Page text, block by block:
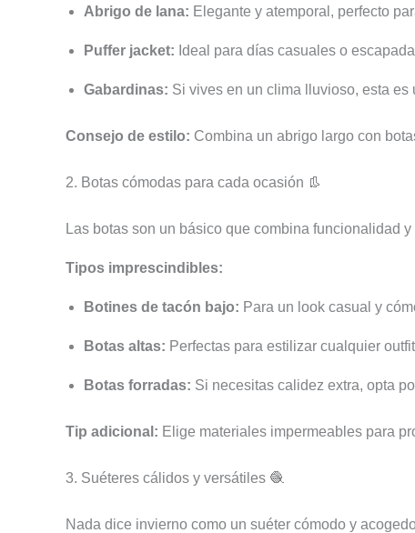
Abrigo de lana: Elegante y atemporal, perfecto
Puffer jacket: Ideal para días casuales o
Gabardinas: Si vives en un clima lluvioso, esta
Consejo de estilo: Combina un abrigo largo con
2. Botas cómodas para cada ocasión 👢
Las botas son un básico que combina funcionalidad y
Tipos imprescindibles:
Botines de tacón bajo: Para un look casual y
Botas altas: Perfectas para estilizar cualquier
Botas forradas: Si necesitas calidez extra, opta
Tip adicional: Elige materiales impermeables para
3. Suéteres cálidos y versátiles 🧶
Nada dice invierno como un suéter cómodo y